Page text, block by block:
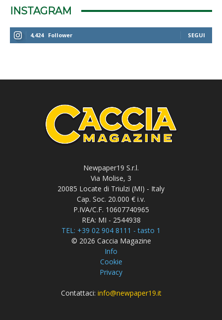
INSTAGRAM
4,424 Follower SEGUI
Newpaper19 S.r.l.
Via Molise, 3
20085 Locate di Triulzi (MI) - Italy
Cap. Soc. 20.000 € i.v.
P.IVA/C.F. 10607740965
REA: MI - 2544938
TEL: +39 02 904 8111 - tasto 1
© 2026 Caccia Magazine
Info
Cookie
Privacy
Contattaci: info@newpaper19.it